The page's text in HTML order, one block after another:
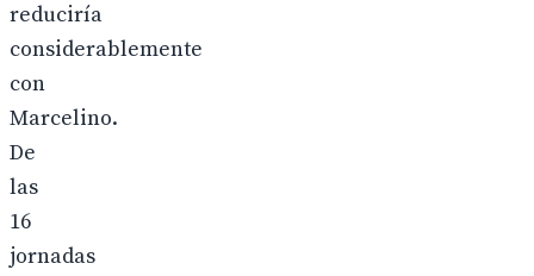
reduciría
considerablemente
con
Marcelino.
De
las
16
jornadas